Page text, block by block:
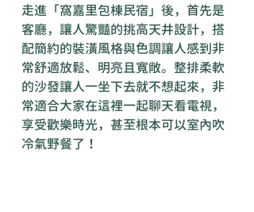
走進「窩嘉里包棟民宿」後，首先是
客廳，讓人驚豔的挑高天井設計，搭
配簡約的裝潢風格與色調讓人感到非
常舒適放鬆、明亮且寬敞。整排柔軟
的沙發讓人一坐下去就不想起來，非
常適合大家在這裡一起聊天看電視，
享受歡樂時光，甚至根本可以室內吹
冷氣野餐了！